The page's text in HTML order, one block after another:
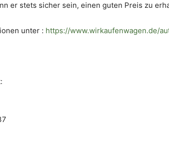
er stets sicher sein, einen guten Preis zu
unter : https://www.wirkaufenwagen.de/